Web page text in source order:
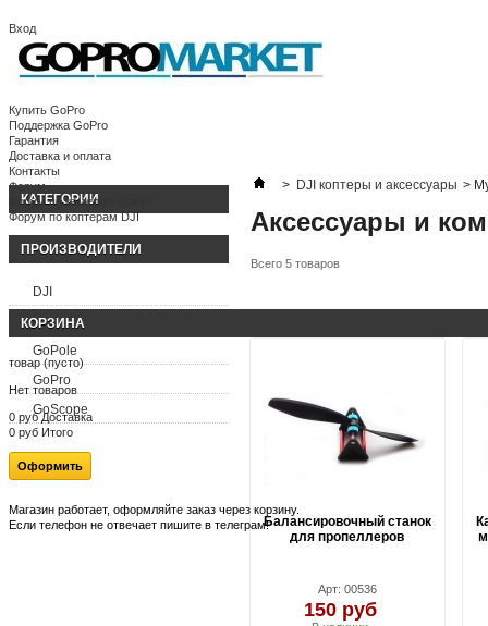
Вход
Корзина:
(пусто)
Ваша учетная запись
Купить GoPro
Поддержка GoPro
Гарантия
Доставка и оплата
Контакты
Форум
Форум по камерам GoPro
Форум по коптерам DJI
КОРЗИНА
товар (пусто)
Нет товаров
0 руб Доставка
0 руб Итого
Оформить
Магазин работает, оформляйте заказ через корзину.
Если телефон не отвечает пишите в телеграм!
КАТЕГОРИИ
ПРОИЗВОДИТЕЛИ
DJI
FeiyuTech
GoPole
GoPro
GoScope
> DJI коптеры и аксессуары >
Аксессуары и
Всего 5 товаров
Балансировочный станок
для пропеллеров
Арт: 00536
150 руб